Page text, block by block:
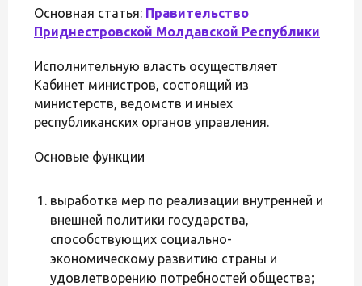
Основная статья: Правительство
Приднестровской Молдавской Республики
Исполнительную власть осуществляет
Кабинет министров, состоящий из
министерств, ведомств и иныех
республиканских органов управления.
Основые функции
выработка мер по реализации внутренней и
внешней политики государства,
способствующих социально-
экономическому развитию страны и
удовлетворению потребностей общества;